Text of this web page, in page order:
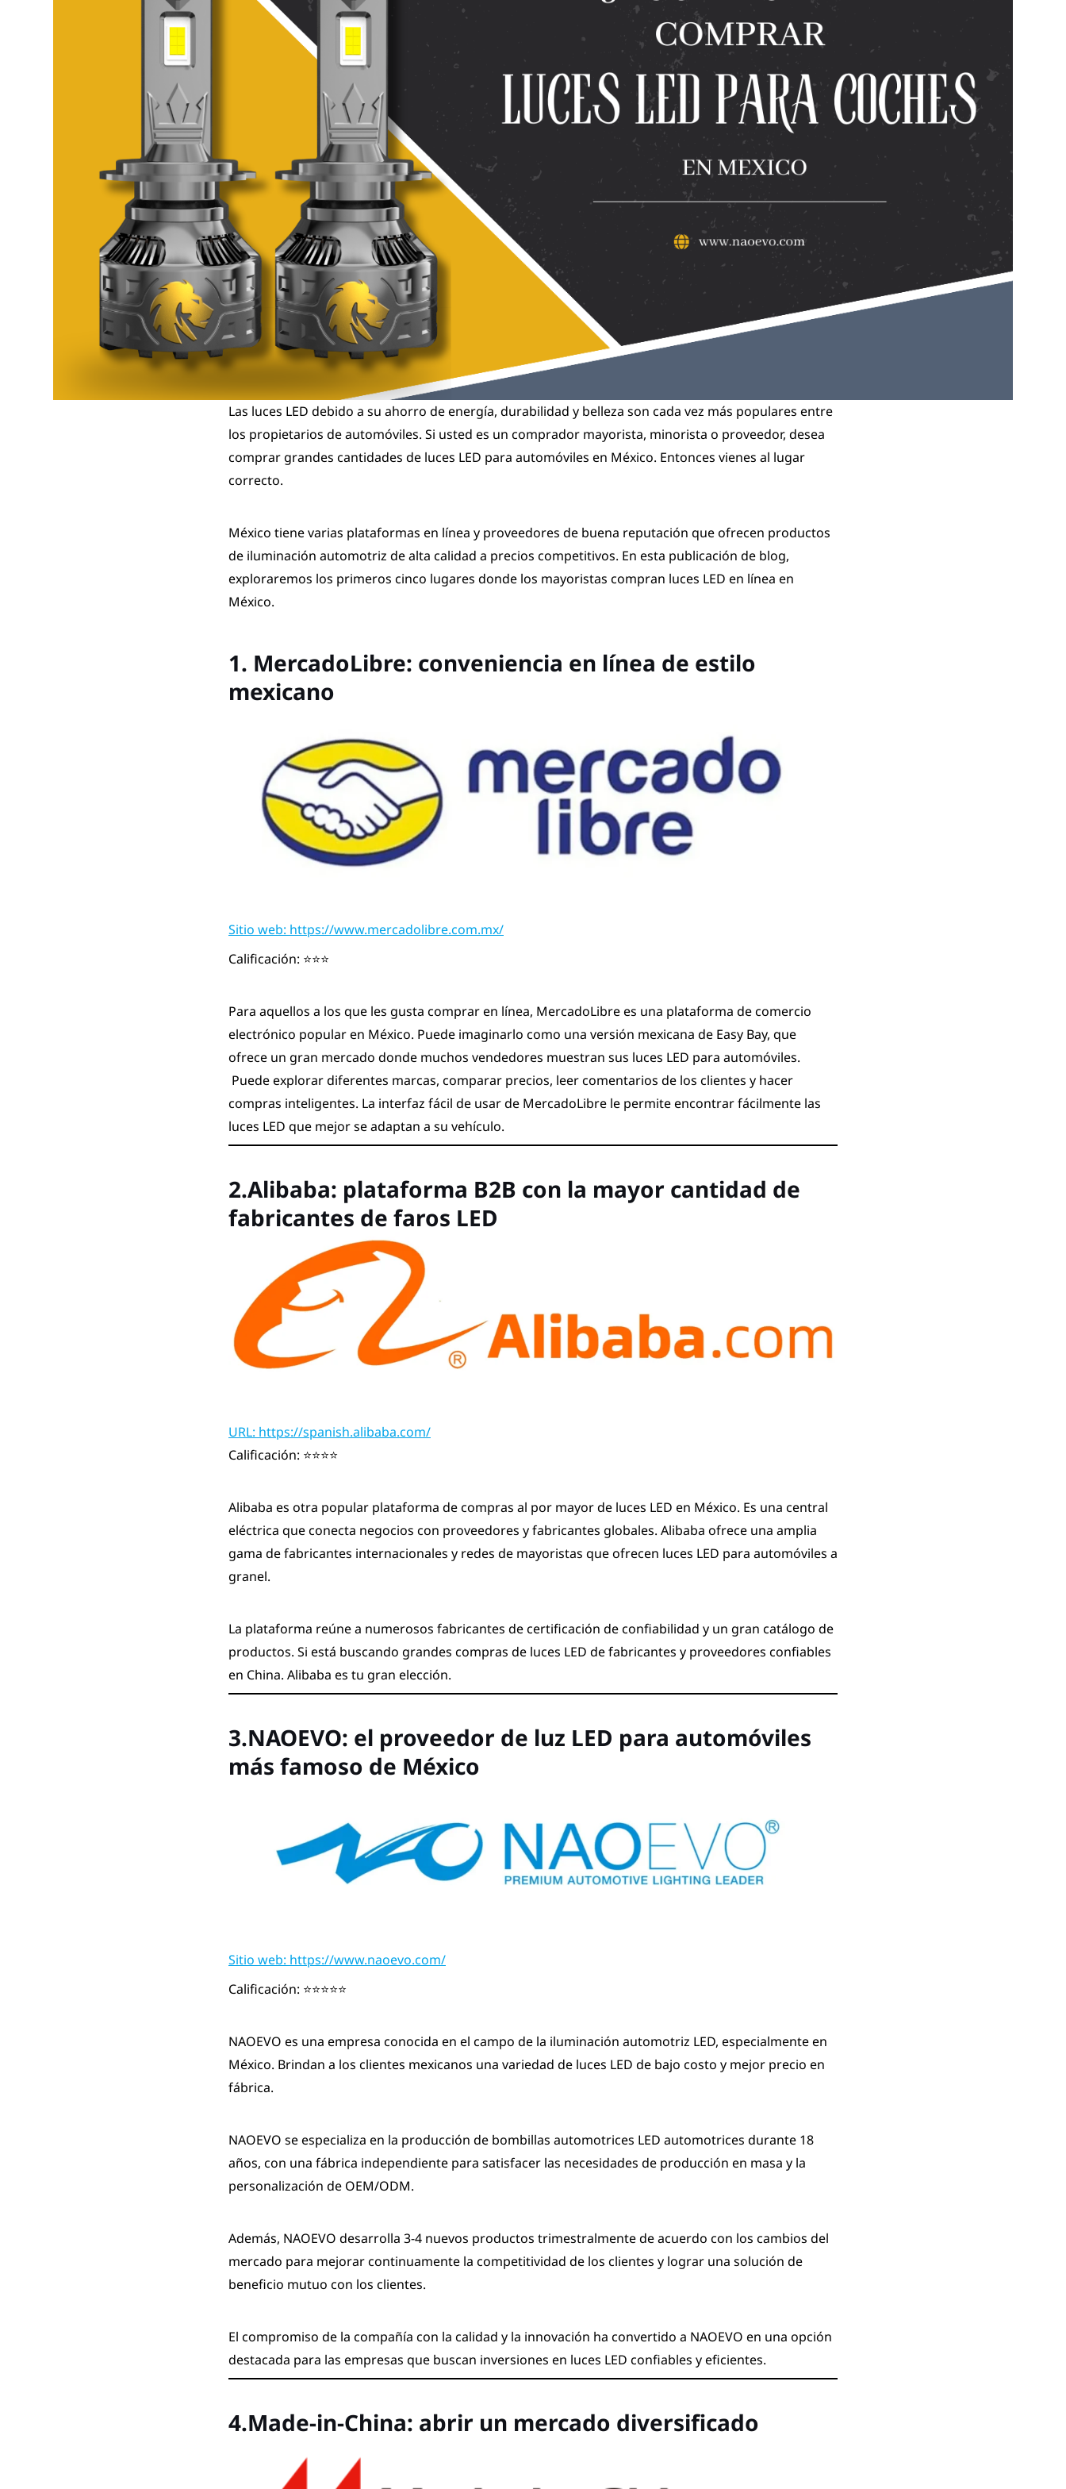
Las luces LED debido a su ahorro de energía, durabilidad y belleza son cada vez más populares entre
los propietarios de automóviles. Si usted es un comprador mayorista, minorista o proveedor, desea
comprar grandes cantidades de luces LED para automóviles en México. Entonces vienes al lugar
correcto.
México tiene varias plataformas en línea y proveedores de buena reputación que ofrecen productos
de iluminación automotriz de alta calidad a precios competitivos. En esta publicación de blog,
exploraremos los primeros cinco lugares donde los mayoristas compran luces LED en línea en
México.
1. MercadoLibre: conveniencia en línea de estilo
mexicano
Sitio web: https://www.mercadolibre.com.mx/
Calificación: ⭐⭐⭐
Para aquellos a los que les gusta comprar en línea, MercadoLibre es una plataforma de comercio
electrónico popular en México. Puede imaginarlo como una versión mexicana de Easy Bay, que
ofrece un gran mercado donde muchos vendedores muestran sus luces LED para automóviles.
Puede explorar diferentes marcas, comparar precios, leer comentarios de los clientes y hacer
compras inteligentes. La interfaz fácil de usar de MercadoLibre le permite encontrar fácilmente las
luces LED que mejor se adaptan a su vehículo.
2.Alibaba: plataforma B2B con la mayor cantidad de
fabricantes de faros LED
URL: https://spanish.alibaba.com/
Calificación: ⭐⭐⭐⭐
Alibaba es otra popular plataforma de compras al por mayor de luces LED en México. Es una central
eléctrica que conecta negocios con proveedores y fabricantes globales. Alibaba ofrece una amplia
gama de fabricantes internacionales y redes de mayoristas que ofrecen luces LED para automóviles a
granel.
La plataforma reúne a numerosos fabricantes de certificación de confiabilidad y un gran catálogo de
productos. Si está buscando grandes compras de luces LED de fabricantes y proveedores confiables
en China. Alibaba es tu gran elección.
3.NAOEVO: el proveedor de luz LED para automóviles
más famoso de México
Sitio web: https://www.naoevo.com/
Calificación: ⭐⭐⭐⭐⭐
NAOEVO es una empresa conocida en el campo de la iluminación automotriz LED, especialmente en
México. Brindan a los clientes mexicanos una variedad de luces LED de bajo costo y mejor precio en
fábrica.
NAOEVO se especializa en la producción de bombillas automotrices LED automotrices durante 18
años, con una fábrica independiente para satisfacer las necesidades de producción en masa y la
personalización de OEM/ODM.
Además, NAOEVO desarrolla 3-4 nuevos productos trimestralmente de acuerdo con los cambios del
mercado para mejorar continuamente la competitividad de los clientes y lograr una solución de
beneficio mutuo con los clientes.
El compromiso de la compañía con la calidad y la innovación ha convertido a NAOEVO en una opción
destacada para las empresas que buscan inversiones en luces LED confiables y eficientes.
4.Made-in-China: abrir un mercado diversificado